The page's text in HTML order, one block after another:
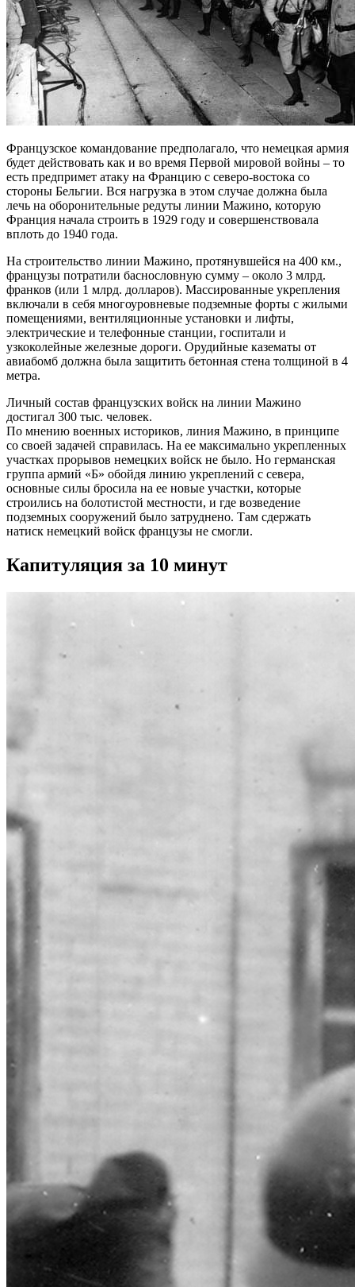
Французское командование предполагало, что немецкая армия
будет действовать как и во время Первой мировой войны – то
есть предпримет атаку на Францию с северо-востока со
стороны Бельгии. Вся нагрузка в этом случае должна была
лечь на оборонительные редуты линии Мажино, которую
Франция начала строить в 1929 году и совершенствовала
вплоть до 1940 года.
На строительство линии Мажино, протянувшейся на 400 км.,
французы потратили баснословную сумму – около 3 млрд.
франков (или 1 млрд. долларов). Массированные укрепления
включали в себя многоуровневые подземные форты с жилыми
помещениями, вентиляционные установки и лифты,
электрические и телефонные станции, госпитали и
узкоколейные железные дороги. Орудийные казематы от
авиабомб должна была защитить бетонная стена толщиной в 4
метра.
Личный состав французских войск на линии Мажино
достигал 300 тыс. человек.
По мнению военных историков, линия Мажино, в принципе
со своей задачей справилась. На ее максимально укрепленных
участках прорывов немецких войск не было. Но германская
группа армий «Б» обойдя линию укреплений с севера,
основные силы бросила на ее новые участки, которые
строились на болотистой местности, и где возведение
подземных сооружений было затруднено. Там сдержать
натиск немецкий войск французы не смогли.
Капитуляция за 10 минут